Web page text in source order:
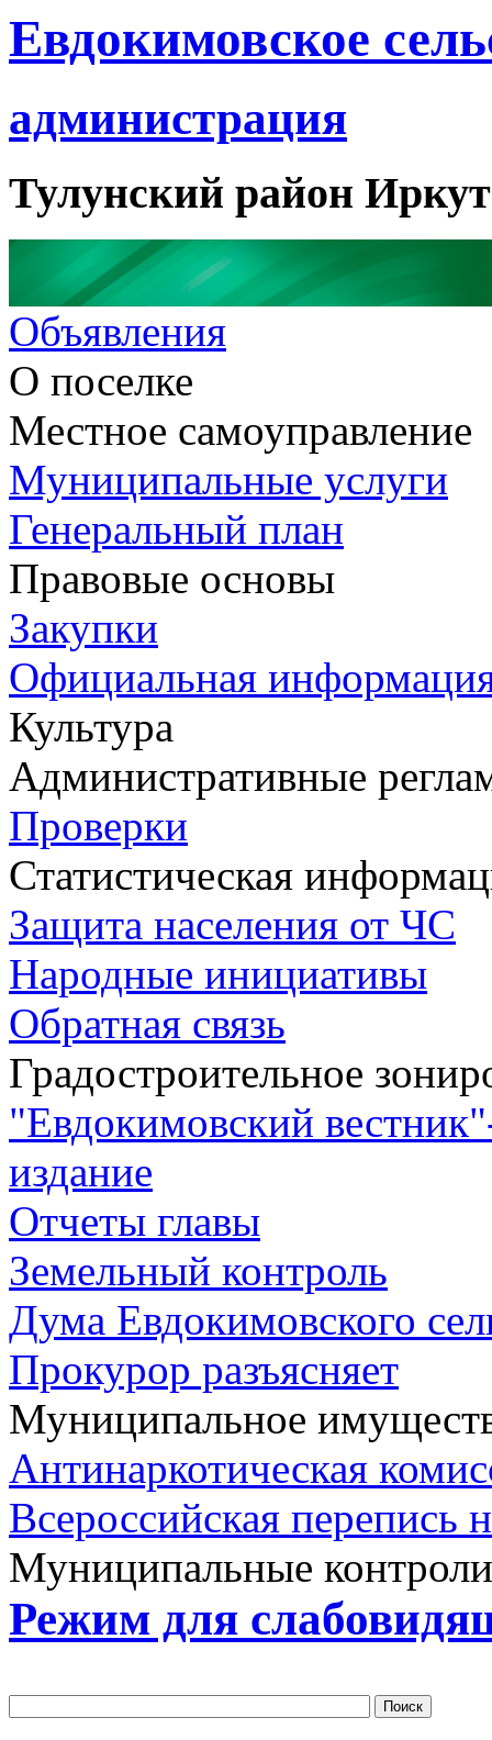
Евдокимовское
администрация
Тулунский район
Объявления
О поселке
Местное самоуправление
Муниципальные услуги
Генеральный план
Правовые основы
Закупки
Официальная
Культура
Административные
Проверки
Статистическая
Защита населения от ЧС
Народные инициативы
Обратная связь
Градостроительное
"Евдокимовский
издание
Отчеты главы
Земельный контроль
Дума Евдокимовского
Прокурор разъясняет
Муниципальное
Антинаркотическая
Всероссийская перепись
Муниципальные контроли
Режим для